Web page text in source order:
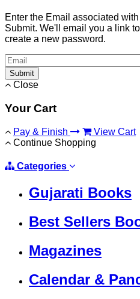
Enter the Email associated
Submit. We'll email you a link
create a new password.
Submit
Close
Your Cart
Pay & Finish
View Cart
Continue Shopping
Categories
Gujarati Books
Best Sellers
Magazines
Calendar &